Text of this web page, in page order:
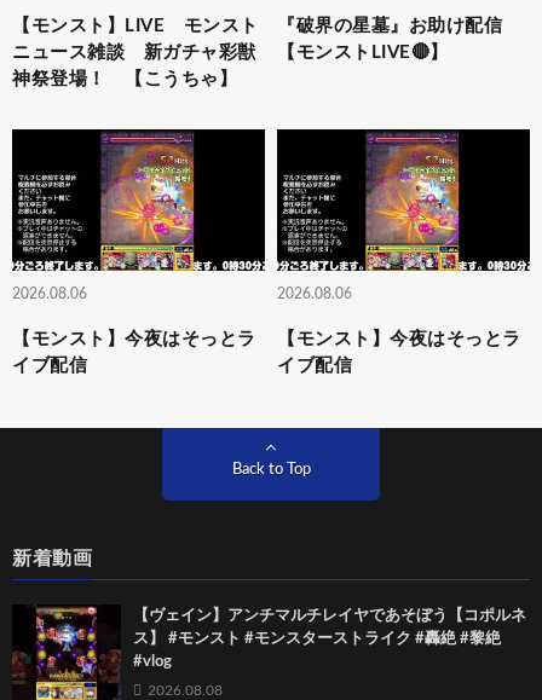
【モンスト】LIVE モンスト
ニュース雑談 新ガチャ彩獣
神祭登場！ 【こうちゃ】
『破界の星墓』お助け配信
【モンストLIVE🔴】
2026.08.06
【モンスト】今夜はそっとラ
イブ配信
2026.08.06
【モンスト】今夜はそっとラ
イブ配信
Back to Top
新着動画
【ヴェイン】アンチマルチレイヤであそぼう【コポルネ
ス】 #モンスト #モンスターストライク #轟絶 #黎絶
#vlog
2026.08.08